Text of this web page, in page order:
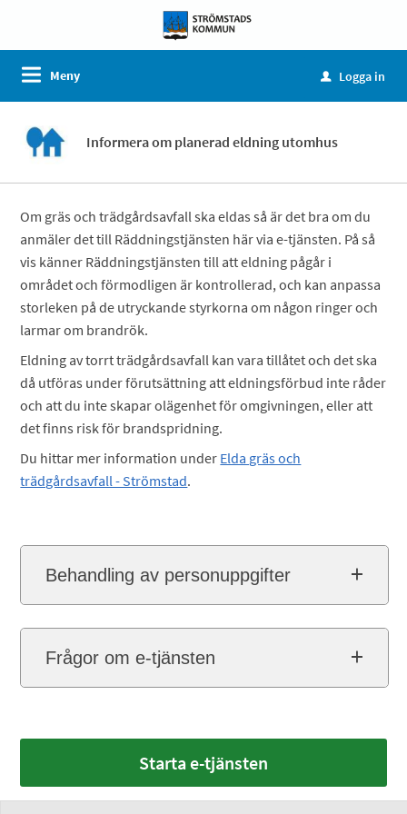
Meny u Logga in
Informera om planerad eldning utomhus
Om gräs och trädgårdsavfall ska eldas så är det bra om du
anmäler det till Räddningstjänsten här via e-tjänsten. På så
vis känner Räddningstjänsten till att eldning pågår i
området och förmodligen är kontrollerad, och kan anpassa
storleken på de utryckande styrkorna om någon ringer och
larmar om brandrök.
Eldning av torrt trädgårdsavfall kan vara tillåtet och det ska
då utföras under förutsättning att eldningsförbud inte råder
och att du inte skapar olägenhet för omgivningen, eller att
det finns risk för brandspridning.
Du hittar mer information under Elda gräs och
trädgårdsavfall - Strömstad.
Behandling av personuppgifter
Frågor om e-tjänsten
Starta e-tjänsten